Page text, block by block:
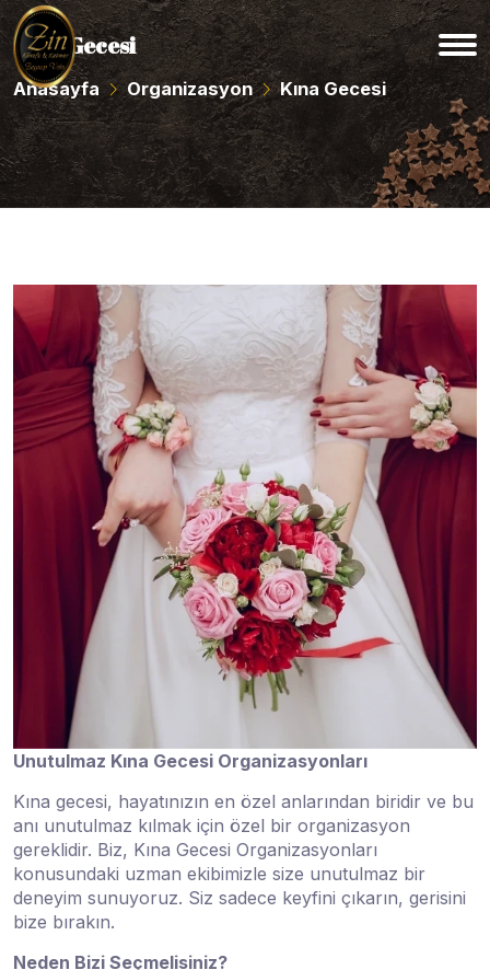
Kına Gecesi
Anasayfa Organizasyon Kına Gecesi
Unutulmaz Kına Gecesi Organizasyonları
Kına gecesi, hayatınızın en özel anlarından biridir ve bu
anı unutulmaz kılmak için özel bir organizasyon
gereklidir. Biz, Kına Gecesi Organizasyonları
konusundaki uzman ekibimizle size unutulmaz bir
deneyim sunuyoruz. Siz sadece keyfini çıkarın, gerisini
bize bırakın.
Neden Bizi Seçmelisiniz?